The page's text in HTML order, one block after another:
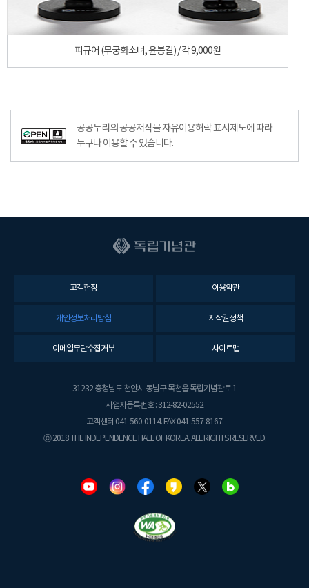
피규어 (무궁화소녀, 윤봉길) / 각 9,000원
공공누리공공저작물자유이용허락–출처표시이미지
공공누리의 공공저작물 자유이용허락 표시제도에 따라
누구나 이용할 수 있습니다.
고객헌장 이용약관
개인정보처리방침 저작권정책
이메일무단수집거부 사이트맵
31232 충청남도 천안시 동남구 목천읍 독립기념관로 1
사업자등록번호 : 312-82-02552
고객센터 041-560-0114. FAX 041-557-8167.
ⓒ 2018 THE INDEPENDENCE HALL OF KOREA. ALL RIGHTS RESERVED.